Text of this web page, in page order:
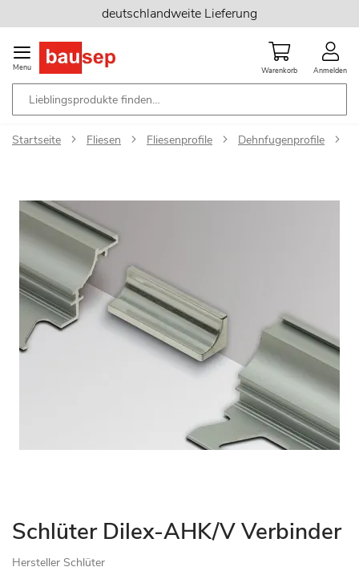
Inhalt
springen
deutschlandweite Lieferung
Menu Warenkorb Anmelden
Startseite Fliesen Fliesenprofile Dehnfugenprofile
der
Bildgalerie
springen
Zum
Anfang
der
Schlüter Dilex-AHK/V Verbinder
Hersteller Schlüter